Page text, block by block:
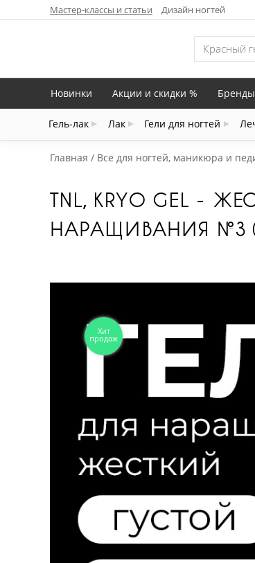
Мастер-классы и статьи Дизайн ногтей
Новинки Акции и скидки % Бренды
Гель-лак Лак Гели для ногтей
Главная Все для ногтей, маникюра и
TNL, KRYO GEL -
НАРАЩИВАНИЯ №3